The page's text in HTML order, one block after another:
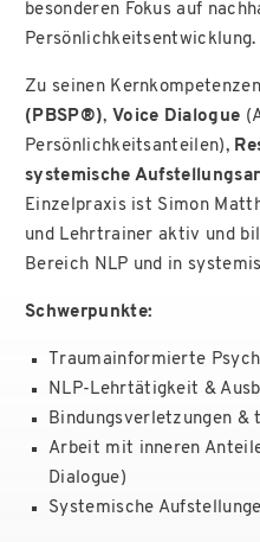
besonderen Fokus auf
Persönlichkeitsentwicklung.
Zu seinen
(PBSP®), Voice Dialogue
Persönlichkeitsanteilen),
systemische
Einzelpraxis ist Simon
und Lehrtrainer aktiv und
Bereich NLP und in
Schwerpunkte:
Traumainformierte
NLP-Lehrtätigkeit &
Bindungsverletzungen &
Arbeit mit inneren
Dialogue)
Systemische